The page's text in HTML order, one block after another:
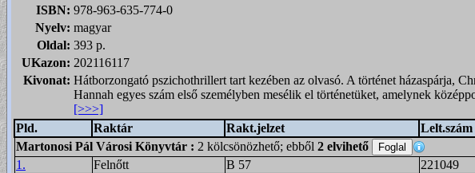
ISBN: 978-963-635-774-0
Nyelv: magyar
Oldal: 393 p.
UKazon: 202116117
Kivonat: Hátborzongató pszichothrillert tart kezében az olvasó. A történet házaspárja,
Hannah egyes szám első személyben mesélik el történetüket, amelynek
[>>>]
Pld.
Raktár Rakt.jelzet Lelt.szám
Martonosi Pál Városi Könyvtár : 2 kölcsönözhető; ebből 2 elvihető
1.
Felnőtt B 57 221049